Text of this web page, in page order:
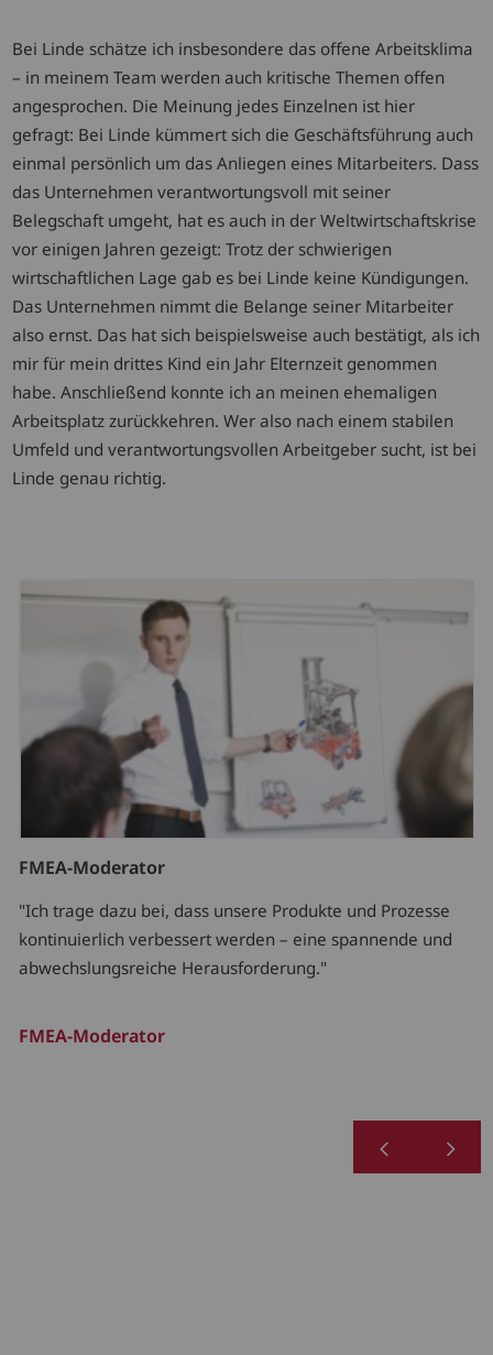
Bei Linde schätze ich insbesondere das offene Arbeitsklima
– in meinem Team werden auch kritische Themen offen
angesprochen. Die Meinung jedes Einzelnen ist hier
gefragt: Bei Linde kümmert sich die Geschäftsführung auch
einmal persönlich um das Anliegen eines Mitarbeiters. Dass
das Unternehmen verantwortungsvoll mit seiner
Belegschaft umgeht, hat es auch in der Weltwirtschaftskrise
vor einigen Jahren gezeigt: Trotz der schwierigen
wirtschaftlichen Lage gab es bei Linde keine Kündigungen.
Das Unternehmen nimmt die Belange seiner Mitarbeiter
also ernst. Das hat sich beispielsweise auch bestätigt, als ich
mir für mein drittes Kind ein Jahr Elternzeit genommen
habe. Anschließend konnte ich an meinen ehemaligen
Arbeitsplatz zurückkehren. Wer also nach einem stabilen
Umfeld und verantwortungsvollen Arbeitgeber sucht, ist bei
Linde genau richtig.
FMEA-Moderator
"Ich trage dazu bei, dass unsere Produkte und Prozesse
kontinuierlich verbessert werden – eine spannende und
abwechslungsreiche Herausforderung."
FMEA-Moderator